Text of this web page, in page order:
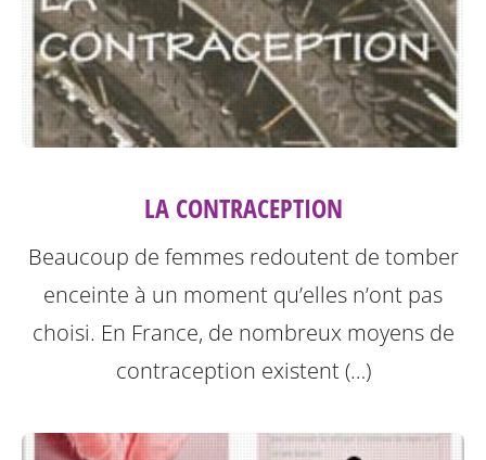
LA CONTRACEPTION
Beaucoup de femmes redoutent de tomber
enceinte à un moment qu’elles n’ont pas
choisi. En France, de nombreux moyens de
contraception existent (…)